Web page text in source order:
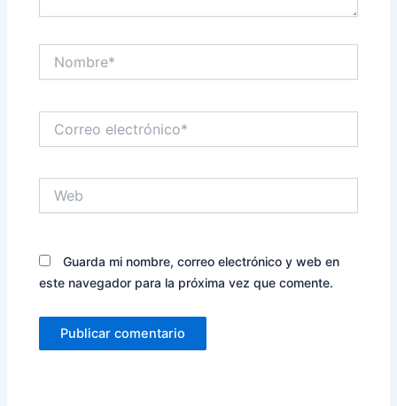
electrónico*
Guarda mi nombre, correo electrónico y web en
este navegador para la próxima vez que comente.